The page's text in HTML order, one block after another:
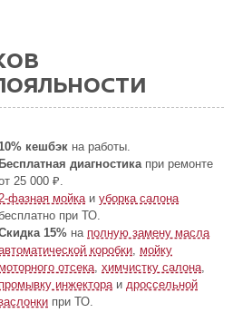
10% кешбэк на работы.
Бесплатная диагностика при ремонте
25 000 ₽.
2-фазная мойка иуборка салона
при ТО.
15% на полную замену масла
коробки
мойку
моторного отсека ,химчистку салона
промывку инжектора и дроссельной
при ТО.